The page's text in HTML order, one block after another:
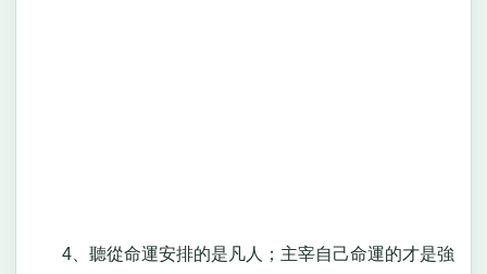
4、聽從命運安排的是凡人；主宰自己命運的才是強